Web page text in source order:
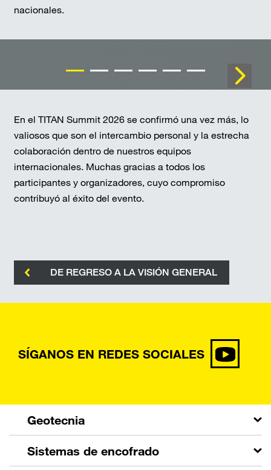
nacionales.
En el TITAN Summit 2026 se confirmó una vez más, lo
valiosos que son el intercambio personal y la estrecha
colaboración dentro de nuestros equipos
internacionales. Muchas gracias a todos los
participantes y organizadores, cuyo compromiso
contribuyó al éxito del evento.
DE REGRESO A LA VISIÓN GENERAL
SÍGANOS EN REDES SOCIALES
Geotecnia
Sistemas de encofrado